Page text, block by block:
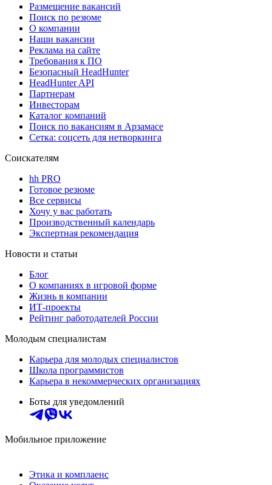
Размещение вакансий
Поиск по резюме
О компании
Наши вакансии
Реклама на сайте
Требования к ПО
Безопасный HeadHunter
HeadHunter API
Партнерам
Инвесторам
Каталог компаний
Поиск по вакансиям в Арзамасе
Сетка: соцсеть для нетворкинга
Соискателям
hh PRO
Готовое резюме
Все сервисы
Хочу у вас работать
Производственный календарь
Экспертная рекомендация
Новости и статьи
Блог
О компаниях в игровой форме
Жизнь в компании
ИТ-проекты
Рейтинг работодателей России
Молодым специалистам
Карьера для молодых специалистов
Школа программистов
Карьера в некоммерческих организациях
Боты для уведомлений
Мобильное приложение
Этика и комплаенс